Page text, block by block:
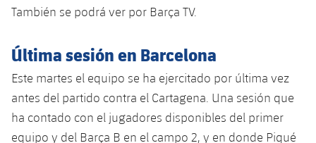
También se podrá ver por Barça TV.
Última sesión en Barcelona
Este martes el equipo se ha ejercitado por última vez
antes del partido contra el Cartagena. Una sesión que
ha contado con el jugadores disponibles del primer
equipo y del Barça B en el campo 2, y en donde Piqué